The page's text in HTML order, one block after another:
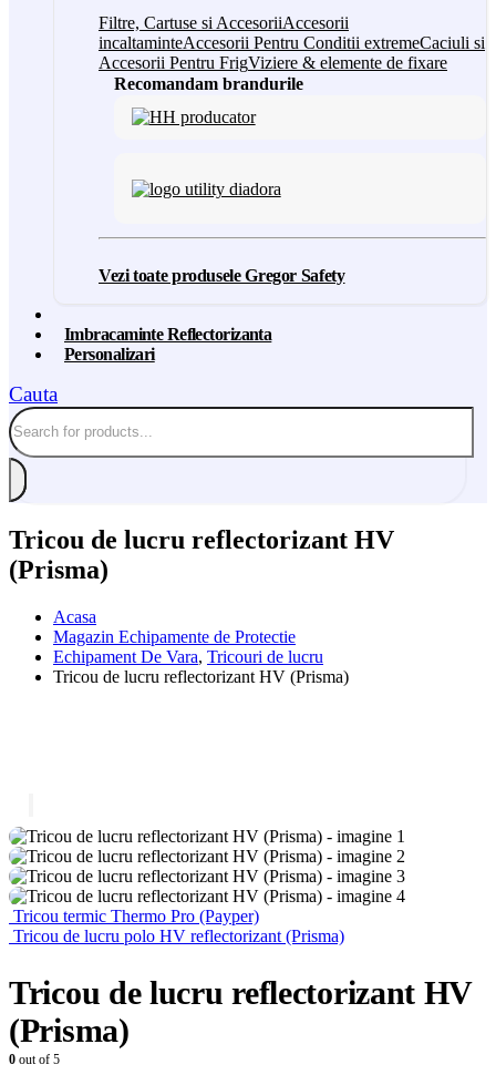
Filtre, Cartuse si AccesoriiAccesorii
incaltaminteAccesorii Pentru Conditii extremeCaciuli si
Accesorii Pentru FrigViziere & elemente de fixare
Recomandam brandurile
Vezi toate produsele Gregor Safety
Imbracaminte Reflectorizanta
Personalizari
Cauta
Tricou de lucru reflectorizant HV
(Prisma)
Acasa
Magazin Echipamente de Protectie
Echipament De Vara, Tricouri de lucru
Tricou de lucru reflectorizant HV (Prisma)
Tricou termic Thermo Pro (Payper)
Tricou de lucru polo HV reflectorizant (Prisma)
Tricou de lucru reflectorizant HV
(Prisma)
0 out of 5